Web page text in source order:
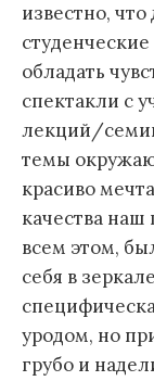
известно,
обладать
спектакли с
лекций/
темы
красиво
качества
всем этом,
себя в
уродом, но
грубо и